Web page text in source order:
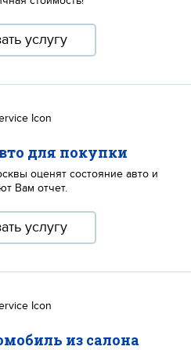
услугу
для покупки
оценят состояние авто и
Вам отчет.
услугу
из салона